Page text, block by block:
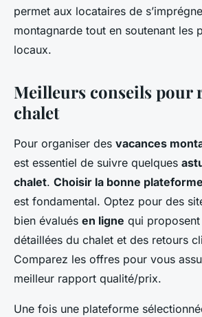
permet aux locataires de
montagnarde tout en soutenant les
locaux.
Meilleurs conseils pour
chalet
Pour organiser des vacances
est essentiel de suivre quelques
chalet. Choisir la bonne
est fondamental. Optez pour des
bien évalués en ligne qui
détaillées du chalet et des retours
Comparez les offres pour vous
meilleur rapport qualité/prix.
Une fois une plateforme